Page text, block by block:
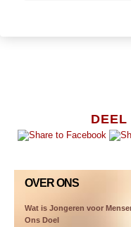
DEEL
OVER ONS
Wat is Jongeren voor
Ons Doel